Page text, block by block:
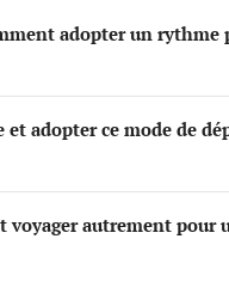
adopter un
et adopter ce mode de
voyager autrement pour